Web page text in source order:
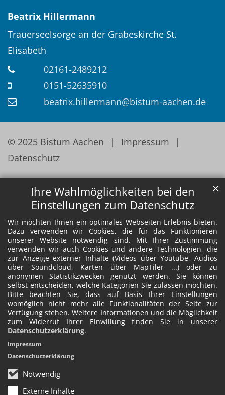
Ihre Wahlmöglichkeiten bei den
Einstellungen zum Datenschutz
Wir möchten Ihnen ein optimales Webseiten-Erlebnis bieten.
Dazu verwenden wir Cookies, die für das Funktionieren
unserer Website notwendig sind. Mit Ihrer Zustimmung
verwenden wir auch Cookies und andere Technologien, die
zur Anzeige externer Inhalte (Videos über Youtube, Audios
über Soundcloud, Karten über MapTiler ...) oder zu
anonymen Statistikzwecken genutzt werden. Sie können
selbst entscheiden, welche Kategorien Sie zulassen möchten.
Bitte beachten Sie, dass auf Basis Ihrer Einstellungen
womöglich nicht mehr alle Funktionalitäten der Seite zur
Verfügung stehen. Weitere Informationen und die Möglichkeit
zum Widerruf Ihrer Einwillung finden Sie in unserer
Datenschutzerklärung.
Notwendig
Externe Inhalte
✕
Impressum
Datenschutzerklärung
Beatrix Hillermann
Trauerseelsorge an der Grabeskirche St.
Elisabeth
02161-2489212
0151-52635910
beatrix.hillermann@bistum-aachen.de
© 2025 Bistum Aachen
Impressum
Datenschutz